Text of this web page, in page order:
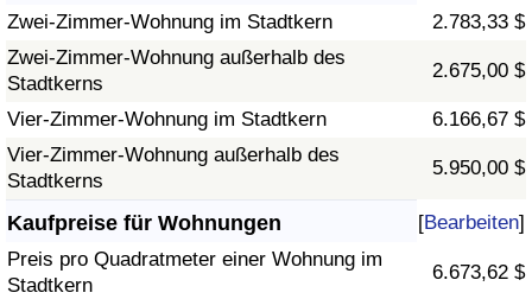
Zwei-Zimmer-Wohnung im Stadtkern
2.783,33 $
Zwei-Zimmer-Wohnung außerhalb des
Stadtkerns
2.675,00 $
Vier-Zimmer-Wohnung im Stadtkern
6.166,67 $
Vier-Zimmer-Wohnung außerhalb des
Stadtkerns
5.950,00 $
Kaufpreise für Wohnungen [Bearbeiten]
Preis pro Quadratmeter einer Wohnung im
Stadtkern
6.673,62 $
Lebenshaltungskosten-Index
Lebenshaltungskosten-Index nach Land
in Akaba
Immobilienpreis-Index
Immobilienpreis-Index nach Land
Lebensqualität-Index (aktuell)
Lebensqualitätsindex nach Land
Kriminalität
Kriminalitäts-Index (aktuell)
Kriminalitäts-Index